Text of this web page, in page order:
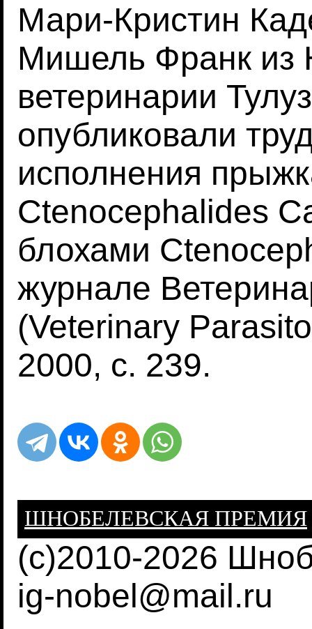
Мари-Кристин
Мишель Франк из
ветеринарии
опубликовали
исполнения
Ctenocephalides
блохами
журнале
(Veterinary
2000, с. 239.
ШНОБЕЛЕВСКАЯ ПРЕМИЯ
(c)2010-2026
ig-nobel@mail.ru